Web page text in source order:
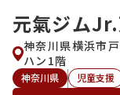
神奈川県 児童支援
元氣ジム
神奈川県横浜市
ハン1階